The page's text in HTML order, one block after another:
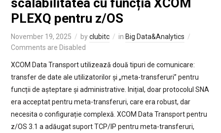
scalabilitatea cu funcția XCOM
PLEXQ pentru z/OS
November 19, 2025 byclubitc in Big Data&Analytics
Comments are Disabled
XCOM Data Transport utilizează două tipuri de comunicare:
transfer de date ale utilizatorilor și „meta-transferuri” pentru
funcții de așteptare și administrative. Inițial, doar protocolul SNA
era acceptat pentru meta-transferuri, care era robust, dar
necesita o configurație complexă. XCOM Data Transport pentru
z/OS 3.1 a adăugat suport TCP/IP pentru meta-transferuri,